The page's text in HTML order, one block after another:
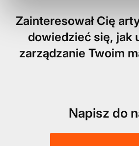
Zainteresował Cię
dowiedzieć się, jak
zarządzanie Twoim
Napisz do